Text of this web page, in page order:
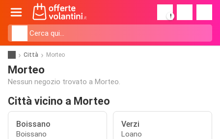
!
Città Morteo
Morteo
Nessun negozio trovato a Morteo.
Città vicino a Morteo
Boissano
Boissano
Verzi
Loano